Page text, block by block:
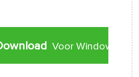
Voor Windows